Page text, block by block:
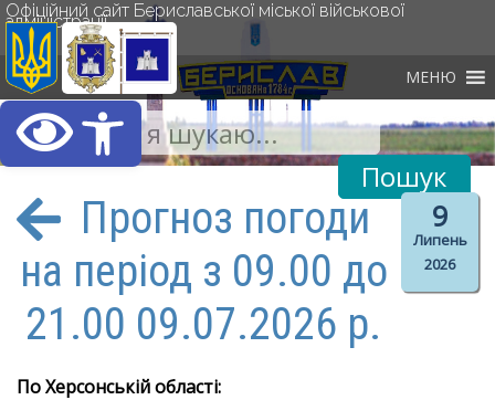
Відкрити Панель
Офіційний сайт Бериславської міської військової
адміністрації
МЕНЮ
9
Липень
2026
Прогноз погоди
на період з 09.00 до
21.00 09.07.2026 р.
По Херсонській області: